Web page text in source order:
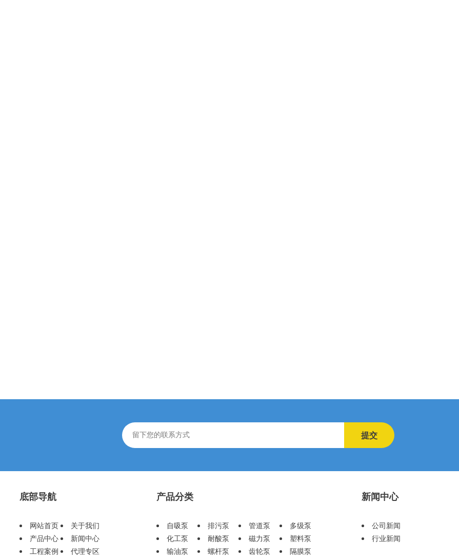
提交
底部导航
网站首页
关于我们
产品中心
新闻中心
工程案例
代理专区
产品分类
自吸泵 排污泵 管道泵
多级泵
化工泵
耐酸泵 磁力泵
塑料泵
输油泵
螺杆泵 齿轮泵 隔膜泵
新闻中心
公司新闻
行业新闻